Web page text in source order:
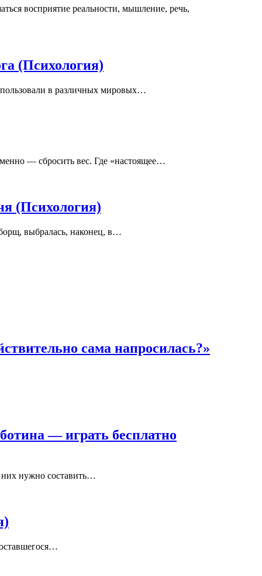
восприятие реальности, мышление, речь,
(Психология)
в различных мировых…
— сбросить вес. Где «настоящее…
(Психология)
выбралась, наконец, в…
сама напросилась?»
— играть бесплатно
них нужно составить…